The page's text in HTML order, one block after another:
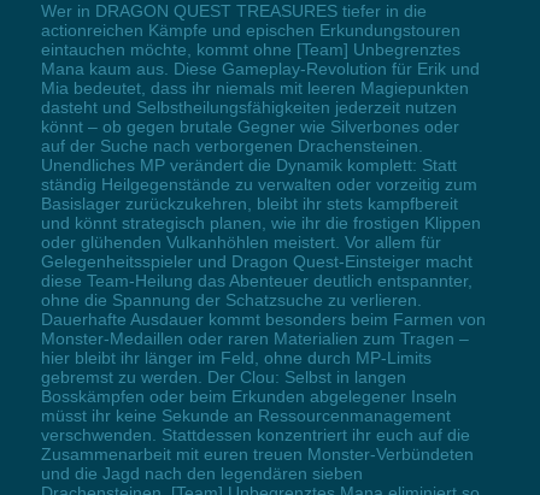
Wer in DRAGON QUEST TREASURES tiefer in die
actionreichen Kämpfe und epischen Erkundungstouren
eintauchen möchte, kommt ohne [Team] Unbegrenztes
Mana kaum aus. Diese Gameplay-Revolution für Erik und
Mia bedeutet, dass ihr niemals mit leeren Magiepunkten
dasteht und Selbstheilungsfähigkeiten jederzeit nutzen
könnt – ob gegen brutale Gegner wie Silverbones oder
auf der Suche nach verborgenen Drachensteinen.
Unendliches MP verändert die Dynamik komplett: Statt
ständig Heilgegenstände zu verwalten oder vorzeitig zum
Basislager zurückzukehren, bleibt ihr stets kampfbereit
und könnt strategisch planen, wie ihr die frostigen Klippen
oder glühenden Vulkanhöhlen meistert. Vor allem für
Gelegenheitsspieler und Dragon Quest-Einsteiger macht
diese Team-Heilung das Abenteuer deutlich entspannter,
ohne die Spannung der Schatzsuche zu verlieren.
Dauerhafte Ausdauer kommt besonders beim Farmen von
Monster-Medaillen oder raren Materialien zum Tragen –
hier bleibt ihr länger im Feld, ohne durch MP-Limits
gebremst zu werden. Der Clou: Selbst in langen
Bosskämpfen oder beim Erkunden abgelegener Inseln
müsst ihr keine Sekunde an Ressourcenmanagement
verschwenden. Stattdessen konzentriert ihr euch auf die
Zusammenarbeit mit euren treuen Monster-Verbündeten
und die Jagd nach den legendären sieben